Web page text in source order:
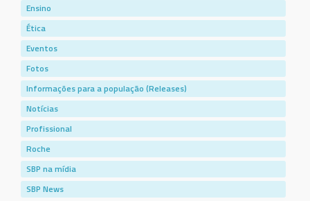
Ensino
Ética
Eventos
Fotos
Informações para a população (Releases)
Notícias
Profissional
Roche
SBP na mídia
SBP News